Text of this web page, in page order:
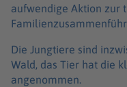
aufwendige Aktion zur
Die Jungtiere sind
Wald, das Tier hat die
angenommen.